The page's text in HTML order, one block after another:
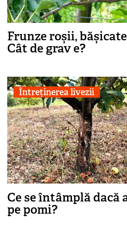
Frunze roșii,
Cât de grav e?
Întreținerea livezii
Ce se întâmplă dacă
pe pomi?